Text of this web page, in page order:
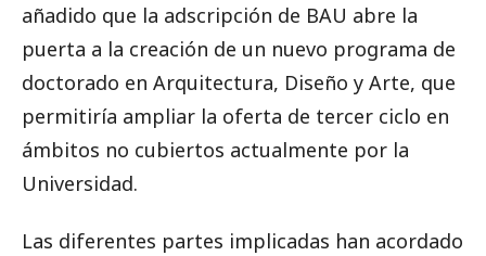
añadido que la adscripción de BAU abre la
puerta a la creación de un nuevo programa de
doctorado en Arquitectura, Diseño y Arte, que
permitiría ampliar la oferta de tercer ciclo en
ámbitos no cubiertos actualmente por la
Universidad.
Las diferentes partes implicadas han acordado